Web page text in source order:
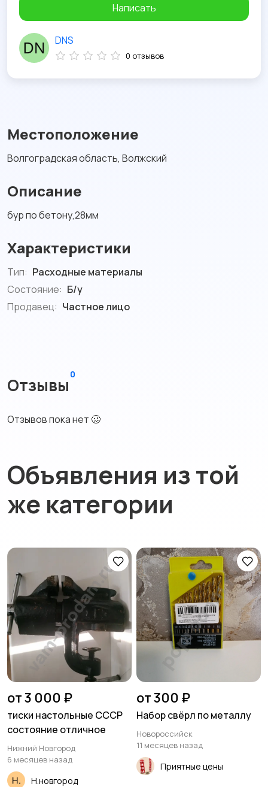
Местоположение
Волгоградская область, Волжский
Описание
бур по бетону,28мм
Характеристики
Тип: Расходные материалы
Состояние: Б/у
Продавец: Частное лицо
Отзывы
0
Отзывов пока нет 🥴
Написать
DNS
0 отзывов
Объявления из той
же категории
от 3 000 ₽
тиски настольные СССР
состояние отличное
Нижний Новгород
6 месяцев назад
Н.новгород
от 300 ₽
Набор свёрл по металлу
Новороссийск
11 месяцев назад
Приятные цены